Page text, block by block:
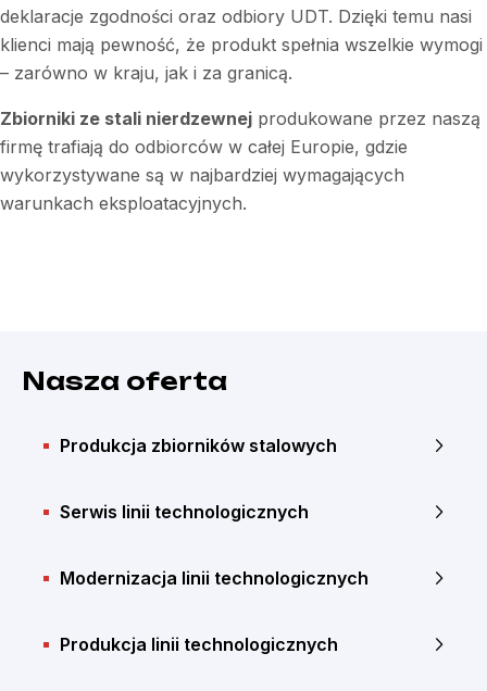
Nasza oferta
Produkcja zbiorników stalowych
Serwis linii technologicznych
Modernizacja linii technologicznych
Produkcja linii technologicznych
deklaracje zgodności oraz odbiory UDT. Dzięki temu nasi
klienci mają pewność, że produkt spełnia wszelkie wymogi
– zarówno w kraju, jak i za granicą.
Zbiorniki ze stali nierdzewnej produkowane przez naszą
firmę trafiają do odbiorców w całej Europie, gdzie
wykorzystywane są w najbardziej wymagających
warunkach eksploatacyjnych.